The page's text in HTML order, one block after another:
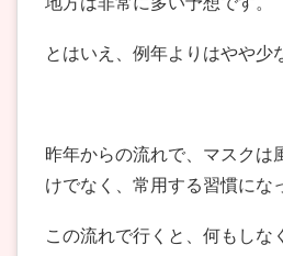
とはいえ、例年よりはやや少
昨年からの流れで、マスクは
けでなく、常用する習慣にな
この流れで行くと、何もしな